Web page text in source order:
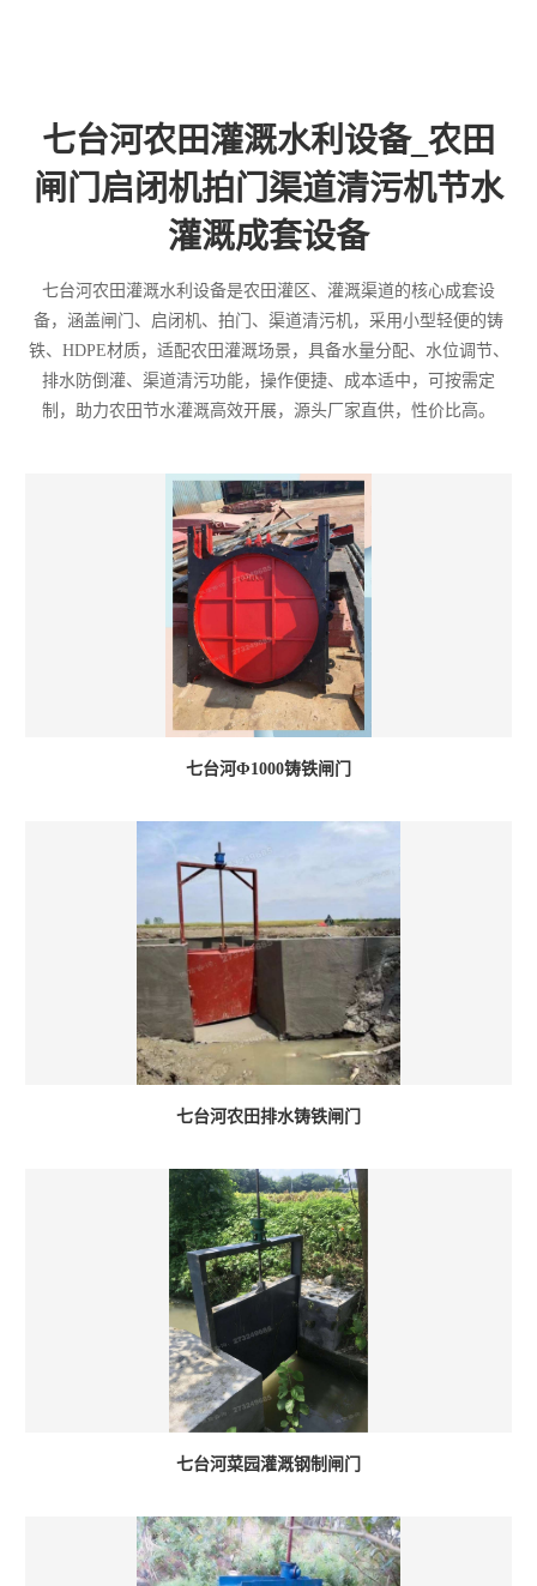
七台河农田灌溉水利设备_农田
闸门启闭机拍门渠道清污机节水
灌溉成套设备
七台河农田灌溉水利设备是农田灌区、灌溉渠道的核心成套设
备，涵盖闸门、启闭机、拍门、渠道清污机，采用小型轻便的铸
铁、HDPE材质，适配农田灌溉场景，具备水量分配、水位调节、
排水防倒灌、渠道清污功能，操作便捷、成本适中，可按需定
制，助力农田节水灌溉高效开展，源头厂家直供，性价比高。
七台河Φ1000铸铁闸门
七台河农田排水铸铁闸门
七台河菜园灌溉钢制闸门